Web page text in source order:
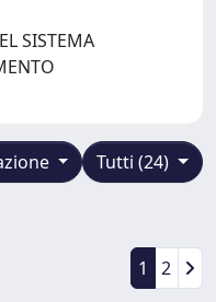
SISTEMA
Tutti (24)
1 2